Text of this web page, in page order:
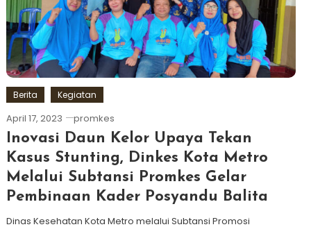
Berita Kegiatan
April 17, 2023 promkes
Inovasi Daun Kelor Upaya Tekan
Kasus Stunting, Dinkes Kota Metro
Melalui Subtansi Promkes Gelar
Pembinaan Kader Posyandu Balita
Dinas Kesehatan Kota Metro melalui Subtansi Promosi